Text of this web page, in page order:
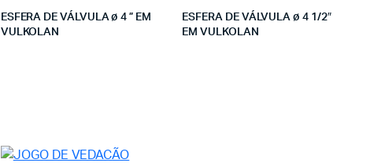
ESFERA DE VÁLVULA ø 4 ” EM
VULKOLAN
ESFERA DE VÁLVULA ø 4 1/2″
EM VULKOLAN